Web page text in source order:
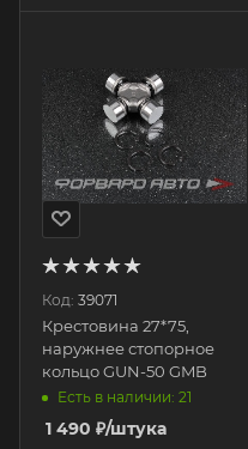
Код: 39071
Крестовина 27*75,
наружнее стопорное
кольцо GUN-50 GMB
Есть в наличии: 21
1 490 ₽/штука